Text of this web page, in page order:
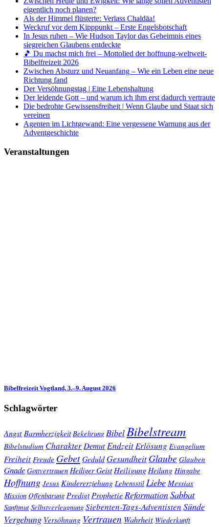
eigentlich noch planen?
Als der Himmel flüsterte: Verlass Chaldäa!
Weckruf vor dem Kipppunkt – Erste Engelsbotschaft
In Jesus ruhen – Wie Hudson Taylor das Geheimnis eines
siegreichen Glaubens entdeckte
🎵 Du machst mich frei – Mottolied der hoffnung-weltweit-
Bibelfreizeit 2026
Zwischen Absturz und Neuanfang – Wie ein Leben eine neue
Richtung fand
Der Versöhnungstag | Eine Lebenshaltung
Der leidende Gott – und warum ich ihm erst dadurch vertraute
Die bedrohte Gewissensfreiheit | Wenn Glaube und Staat sich
vereinen
Agenten im Lichtgewand: Eine vergessene Warnung aus der
Adventgeschichte
Veranstaltungen
Bibelfreizeit Vogtland, 3.–9. August 2026
Schlagwörter
Angst Barmherzigkeit Bekehrung BibelBibelstream
Bibelstudium Charakter DemutEndzeitErlösung Evangelium
Freiheit Freude GebetGeduld Gesundheit Glaube Glauben
Gnade Gottvertrauen Heiliger Geist Heiligung Heilung Hingabe
Hoffnung Jesus Kindererziehung Lebensstil Liebe Messias
Mission Offenbarung Predigt ProphetieReformationSabbat
Sanftmut Selbstverleugnung Siebenten-Tags-Adventisten Sünde
Vergebung Versöhnung Vertrauen Wahrheit Wiederkunft